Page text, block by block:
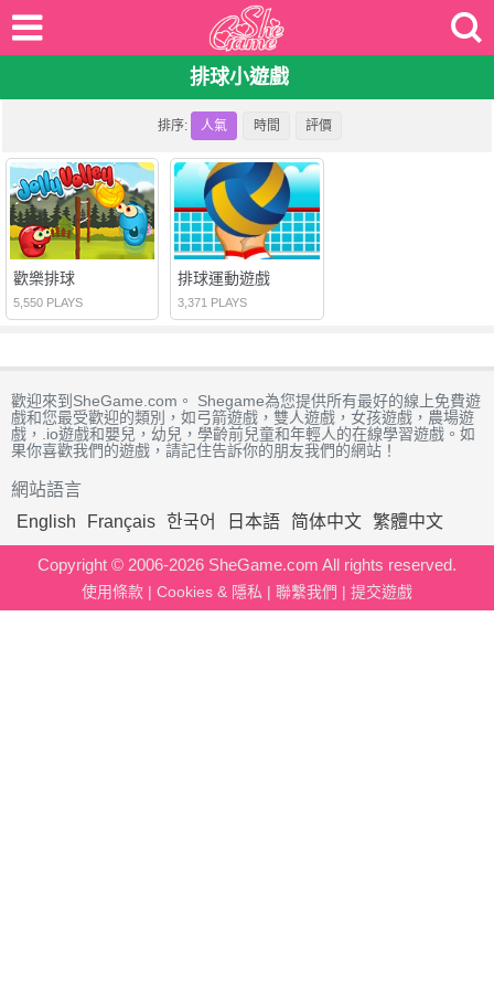
排球小遊戲
排序: 人氣 時間 評價
歡樂排球
5,550 PLAYS
排球運動遊戲
3,371 PLAYS
歡迎來到SheGame.com。 Shegame為您提供所有最好的線上免費遊
戲和您最受歡迎的類別，如弓箭遊戲，雙人遊戲，女孩遊戲，農場遊
戲，.io遊戲和嬰兒，幼兒，學齡前兒童和年輕人的在線學習遊戲。如
果你喜歡我們的遊戲，請記住告訴你的朋友我們的網站！
網站語言
English
Français 한국어 日本語 简体中文 繁體中文
Copyright © 2006-2026 SheGame.com All rights reserved.
使用條款 | Cookies & 隱私 | 聯繫我們 | 提交遊戲